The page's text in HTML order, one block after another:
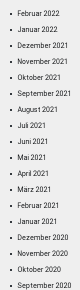
Februar 2022
Januar 2022
Dezember 2021
November 2021
Oktober 2021
September 2021
August 2021
Juli 2021
Juni 2021
Mai 2021
April 2021
März 2021
Februar 2021
Januar 2021
Dezember 2020
November 2020
Oktober 2020
September 2020